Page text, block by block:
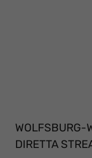
WOLFSBURG-
DIRETTA